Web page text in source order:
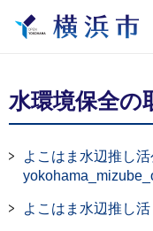
水環境保全の
よこはま水辺推し
よこはま水辺推し活